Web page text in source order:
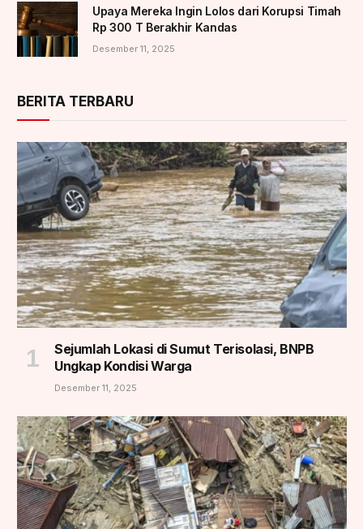
Upaya Mereka Ingin Lolos dari Korupsi Timah
Rp 300 T Berakhir Kandas
Desember 11, 2025
BERITA TERBARU
Sejumlah Lokasi di Sumut Terisolasi, BNPB
Ungkap Kondisi Warga
Desember 11, 2025